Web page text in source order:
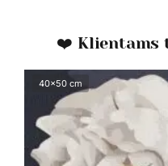
❤️ Klientams
40x50 cm